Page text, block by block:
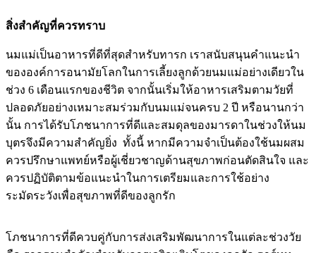
สิ่งสำคัญที่ควรทราบ
นมแม่เป็นอาหารที่ดีที่สุดสำหรับทารก เราสนับสนุนคำแนะนำ
ขององค์การอนามัยโลกในการเลี้ยงลูกด้วยนมแม่อย่างเดียวใน
ช่วง 6 เดือนแรกของชีวิต จากนั้นเริ่มให้อาหารเสริมตามวัยที่
ปลอดภัยอย่างเหมาะสมร่วมกับนมแม่จนครบ 2 ปี หรือนานกว่า
นั้น การได้รับโภชนาการที่ดีและสมดุลของมารดาในช่วงให้นม
บุตรจึงมีความสำคัญยิ่ง ทั้งนี้ หากมีความจำเป็นต้องใช้นมผสม
ควรปรึกษาแพทย์หรือผู้เชี่ยวชาญด้านสุขภาพก่อนตัดสินใจ และ
ควรปฏิบัติตามข้อแนะนำในการเตรียมและการใช้อย่าง
ระมัดระวังเพื่อสุขภาพที่ดีของลูกรัก
โภชนาการที่ดีควบคู่กับการส่งเสริมพัฒนาการในแต่ละช่วงวัย